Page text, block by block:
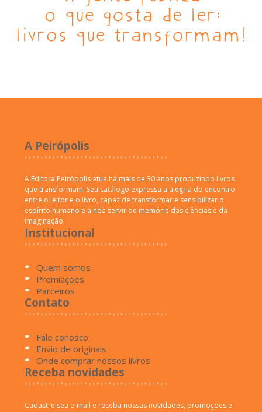
A Peirópolis
A Editora Peirópolis atua há mais de 30 anos produzindo livros
que transformam. Seu catálogo expressa a alegria do encontro
entre o leitor e o livro, capaz de transformar e sensibilizar o
espírito humano e ainda servir de memória das ciências e da
imaginação.
Institucional
Quem somos
Premiações
Parceiros
Contato
Fale conosco
Envio de originais
Onde comprar nossos livros
Receba novidades
Cadastre seu e-mail e receba nossas novidades, promoções e